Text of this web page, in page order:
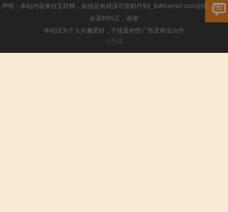
声明：本站内容来自互联网，如信息有错误可发邮件到f_fb#foxmail.com说明，我们
会及时纠正，谢谢
本站仅为个人兴趣爱好，不接盈利性广告及商业合作
小男孩